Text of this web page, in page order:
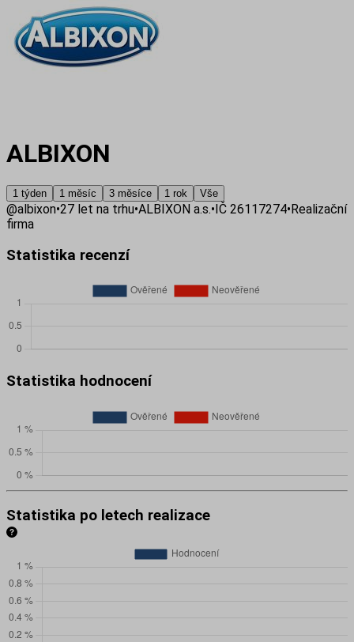
ALBIXON
1 týden 1 měsíc 3 měsíce 1 rok Vše
@albixon•27 let na trhu•ALBIXON a.s.•IČ 26117274•Realizační
firma
Statistika recenzí
Statistika hodnocení
Statistika po letech realizace